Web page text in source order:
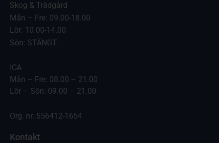
Skog & Trädgård
Mån – Fre: 09.00-18.00
Lör: 10.00-14.00
Sön: STÄNGT
ICA
Mån – Fre: 08.00 – 21.00
Lör – Sön: 09.00 – 21.00
Org. nr. 556412-1654
Kontakt